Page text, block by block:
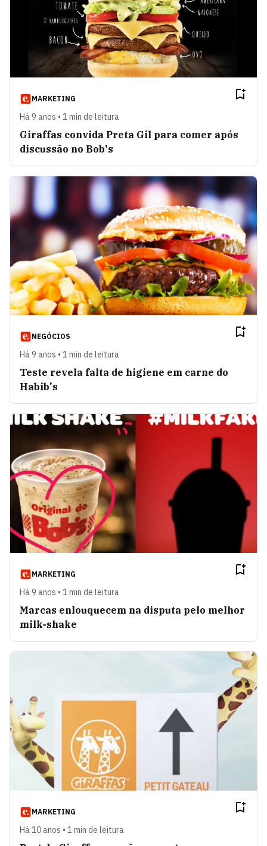
MARKETING
Há 9 anos • 1 min de leitura
Giraffas convida Preta Gil para comer após
discussão no Bob's
NEGÓCIOS
Há 9 anos • 1 min de leitura
Teste revela falta de higiene em carne do
Habib's
MARKETING
Há 9 anos • 1 min de leitura
Marcas enlouquecem na disputa pelo melhor
milk-shake
MARKETING
Há 10 anos • 1 min de leitura